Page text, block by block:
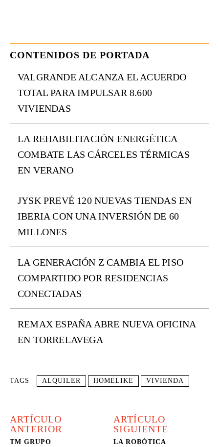
CONTENIDOS DE PORTADA
VALGRANDE ALCANZA EL ACUERDO
TOTAL PARA IMPULSAR 8.600
VIVIENDAS
LA REHABILITACIÓN ENERGÉTICA
COMBATE LAS CÁRCELES TÉRMICAS
EN VERANO
JYSK PREVÉ 120 NUEVAS TIENDAS EN
IBERIA CON UNA INVERSIÓN DE 60
MILLONES
LA GENERACIÓN Z CAMBIA EL PISO
COMPARTIDO POR RESIDENCIAS
CONECTADAS
REMAX ESPAÑA ABRE NUEVA OFICINA
EN TORRELAVEGA
TAGS ALQUILER HOMELIKE VIVIENDA
ARTÍCULO
ANTERIOR
TM GRUPO
ARTÍCULO
SIGUIENTE
LA ROBÓTICA